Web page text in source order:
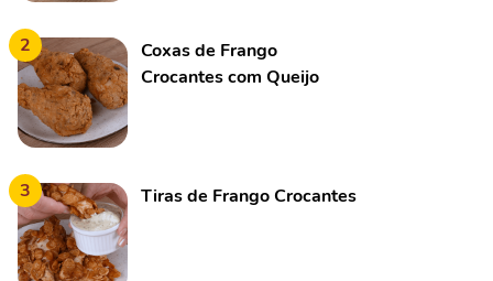
2
Coxas de Frango
Crocantes com Queijo
3 Tiras de Frango Crocantes